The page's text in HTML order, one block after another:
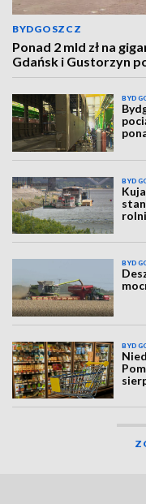
BYDGOSZCZ
Ponad 2 mld zł na
Gdańsk i Gustorzyn